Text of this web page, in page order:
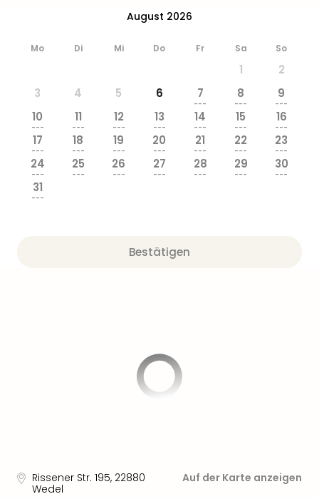
August 2026
Mo Di Mi Do Fr Sa So
1
2
3
4 5 6 7
---
8
---
9
---
10
---
11
---
12
---
13
---
14
---
15
---
16
---
17
---
18
---
19
---
20
---
21
---
22
---
23
---
24
---
25
---
26
---
27
---
28
---
29
---
30
---
31
---
Bestätigen
Rissener Str. 195, 22880
Wedel
Auf der Karte anzeigen